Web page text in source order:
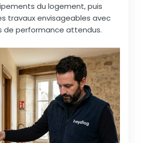
du logement, puis
travaux envisageables avec
de performance attendus.